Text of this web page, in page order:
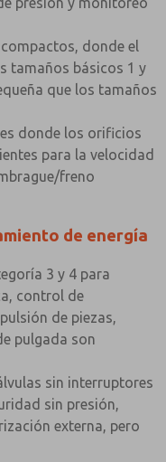
donde el
tamaños básicos 1 y
que los tamaños
donde los orificios
para la velocidad
freno
de energía
3 y 4 para
control de
de piezas,
pulgada son
sin interruptores
sin presión,
externa, pero